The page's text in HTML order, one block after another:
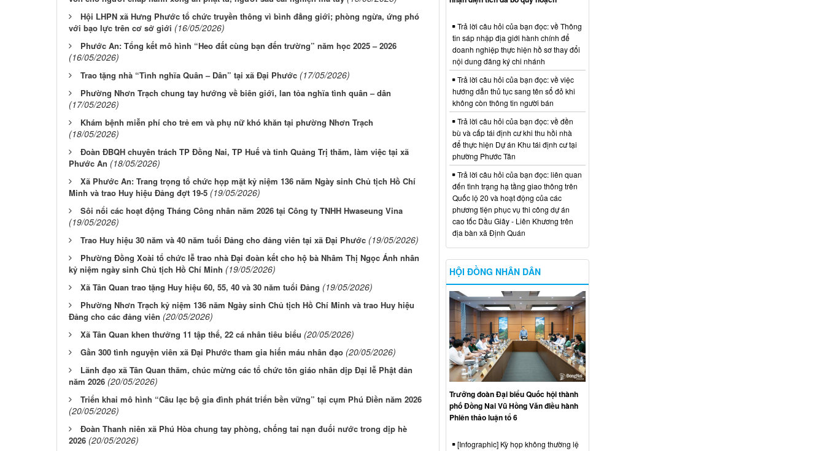
Hội LHPN xã Hưng Phước tổ chức truyền thông vì bình đẳng giới; phòng ngừa, ứng phó
với bạo lực trên cơ sở giới (16/05/2026)
Phước An: Tổng kết mô hình “Heo đất cùng bạn đến trường” năm học 2025 – 2026
(16/05/2026)
Trao tặng nhà “Tình nghĩa Quân – Dân” tại xã Đại Phước (17/05/2026)
Phường Nhơn Trạch chung tay hướng về biên giới, lan tỏa nghĩa tình quân – dân
(17/05/2026)
Khám bệnh miễn phí cho trẻ em và phụ nữ khó khăn tại phường Nhơn Trạch
(18/05/2026)
Đoàn ĐBQH chuyên trách TP Đồng Nai, TP Huế và tỉnh Quảng Trị thăm, làm việc tại xã
Phước An (18/05/2026)
Xã Phước An: Trang trọng tổ chức họp mặt kỷ niệm 136 năm Ngày sinh Chủ tịch Hồ Chí
Minh và trao Huy hiệu Đảng đợt 19-5 (19/05/2026)
Sôi nổi các hoạt động Tháng Công nhân năm 2026 tại Công ty TNHH Hwaseung Vina
(19/05/2026)
Trao Huy hiệu 30 năm và 40 năm tuổi Đảng cho đảng viên tại xã Đại Phước (19/05/2026)
Phường Đồng Xoài tổ chức lễ trao nhà Đại đoàn kết cho hộ bà Nhâm Thị Ngọc Ánh nhân
kỷ niệm ngày sinh Chủ tịch Hồ Chí Minh (19/05/2026)
Xã Tân Quan trao tặng Huy hiệu 60, 55, 40 và 30 năm tuổi Đảng (19/05/2026)
Phường Nhơn Trạch kỷ niệm 136 năm Ngày sinh Chủ tịch Hồ Chí Minh và trao Huy hiệu
Đảng cho các đảng viên (20/05/2026)
Xã Tân Quan khen thưởng 11 tập thể, 22 cá nhân tiêu biểu (20/05/2026)
Gần 300 tình nguyện viên xã Đại Phước tham gia hiến máu nhân đạo (20/05/2026)
Lãnh đạo xã Tân Quan thăm, chúc mừng các tổ chức tôn giáo nhân dịp Đại lễ Phật đản
năm 2026 (20/05/2026)
Triển khai mô hình “Câu lạc bộ gia đình phát triển bền vững” tại cụm Phú Điền năm 2026
(20/05/2026)
Đoàn Thanh niên xã Phú Hòa chung tay phòng, chống tai nạn đuối nước trong dịp hè
2026 (20/05/2026)
Trả lời câu hỏi của bạn đọc: về Thông
tin sáp nhập địa giới hành chính để
doanh nghiệp thực hiện hồ sơ thay đổi
nội dung đăng ký chi nhánh
Trả lời câu hỏi của bạn đọc: về việc
hướng dẫn thủ tục sang tên sổ đỏ khi
không còn thông tin người bán
Trả lời câu hỏi của bạn đọc: về đền
bù và cấp tái định cư khi thu hồi nhà
để thực hiện Dự án Khu tái định cư tại
phường Phước Tân
Trả lời câu hỏi của bạn đọc: liên quan
đến tình trạng hạ tầng giao thông trên
Quốc lộ 20 và hoạt động của các
phương tiện phục vụ thi công dự án
cao tốc Dầu Giây - Liên Khương trên
địa bàn xã Định Quán
HỘI ĐỒNG NHÂN DÂN
Trưởng đoàn Đại biểu Quốc hội thành
phố Đồng Nai Vũ Hồng Văn điều hành
Phiên thảo luận tổ 6
[Infographic] Kỳ họp không thường lệ